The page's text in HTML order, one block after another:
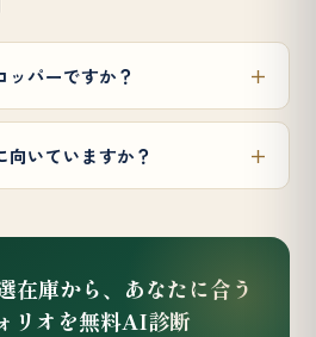
ッパーですか？
向いていますか？
在庫から、あなたに合う
リオを無料AI診断